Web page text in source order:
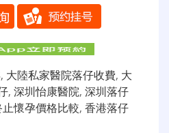
, 大陸私家醫院落仔收費, 大
, 深圳怡康醫院, 深圳落仔
止懷孕價格比較, 香港落仔